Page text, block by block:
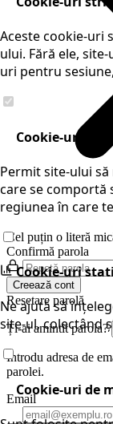
Aceste cookie-uri
ului. Fără ele,
uri pentru
Cookie-uri de
Permit site-ului
care se comportă
regiunea în care
Cookie-uri
Ne ajută să
site-ul, colectând
Cookie-uri de
Cel puțin o literă
Confirmă parola
Creează cont
Resetare parolă
Ți-ai amintit parola?
Introdu adresa de
parolei.
Email